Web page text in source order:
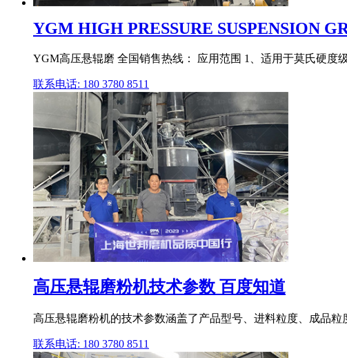
YGM HIGH PRESSURE SUSPENSION
YGM高压悬辊磨 全国销售热线： 应用范围 1、适用于莫氏硬
联系电话: 180 3780 8511
高压悬辊磨粉机技术参数 百度知道
高压悬辊磨粉机的技术参数涵盖了产品型号、进料粒度、成品
联系电话: 180 3780 8511